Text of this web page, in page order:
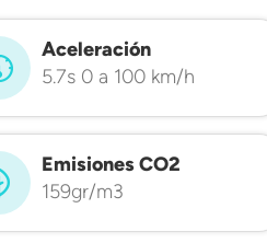
Aceleración
5.7s 0 a 100 km/h
Emisiones CO2
159gr/m3